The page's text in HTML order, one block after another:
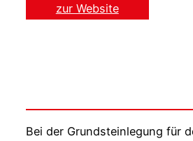
zur Website
Bei der Grundsteinlegung für